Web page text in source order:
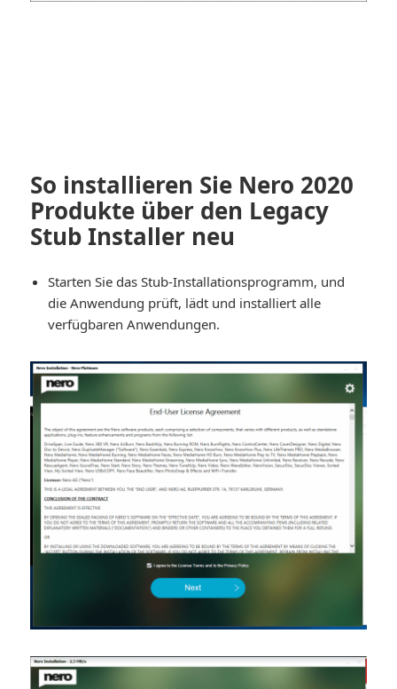
So installieren Sie Nero 2020
Produkte über den Legacy
Stub Installer neu
Starten Sie das Stub-Installationsprogramm, und
die Anwendung prüft, lädt und installiert alle
verfügbaren Anwendungen.